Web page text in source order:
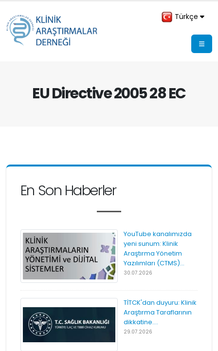
Türkçe
EU Directive 2005 28 EC
En Son Haberler
YouTube kanalımızda
yeni sunum: Klinik
Araştırma Yönetim
Yazılımları (CTMS)...
30.07.2026
TİTCK'dan duyuru: Klinik
Araştırma Taraflarının
dikkatine....
29.07.2026